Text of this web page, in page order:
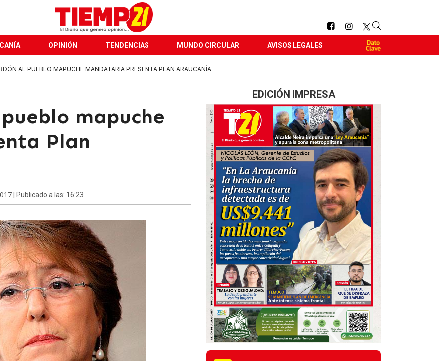
OPINIÓN TENDENCIAS MUNDO CIRCULAR AVISOS LEGALES
AL PUEBLO MAPUCHE MANDATARIA PRESENTA PLAN ARAUCANÍA
mapuche
Plan
| Publicado a las: 16:23
EDICIÓN IMPRESA